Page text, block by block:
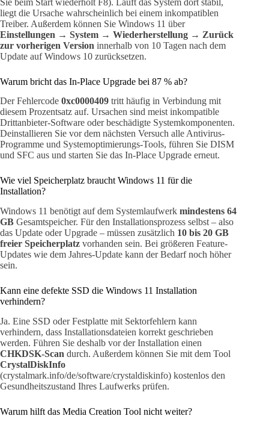
liegt die Ursache wahrscheinlich bei einem inkompatiblen
Treiber. Außerdem können Sie Windows 11 über
Einstellungen → System → Wiederherstellung → Zurück
zur vorherigen Version innerhalb von 10 Tagen nach dem
Update auf Windows 10 zurücksetzen.
Warum bricht das In-Place Upgrade bei 87 % ab?
Der Fehlercode 0xc0000409 tritt häufig in Verbindung mit
diesem Prozentsatz auf. Ursachen sind meist inkompatible
Drittanbieter-Software oder beschädigte Systemkomponenten.
Deinstallieren Sie vor dem nächsten Versuch alle Antivirus-
Programme und Systemoptimierungs-Tools, führen Sie DISM
und SFC aus und starten Sie das In-Place Upgrade erneut.
Wie viel Speicherplatz braucht Windows 11 für die
Installation?
Windows 11 benötigt auf dem Systemlaufwerk mindestens 64
GB Gesamtspeicher. Für den Installationsprozess selbst – also
das Update oder Upgrade – müssen zusätzlich 10 bis 20 GB
freier Speicherplatz vorhanden sein. Bei größeren Feature-
Updates wie dem Jahres-Update kann der Bedarf noch höher
sein.
Kann eine defekte SSD die Windows 11 Installation
verhindern?
Ja. Eine SSD oder Festplatte mit Sektorfehlern kann
verhindern, dass Installationsdateien korrekt geschrieben
werden. Führen Sie deshalb vor der Installation einen
CHKDSK-Scan durch. Außerdem können Sie mit dem Tool
CrystalDiskInfo
(crystalmark.info/de/software/crystaldiskinfo) kostenlos den
Gesundheitszustand Ihres Laufwerks prüfen.
Warum hilft das Media Creation Tool nicht weiter?